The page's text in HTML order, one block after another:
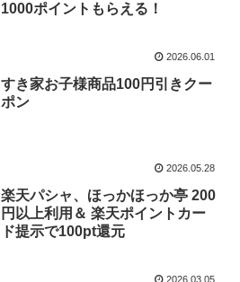
1000ポイントもらえる！
2026.06.01
すき家お子様商品100円引きクー
ポン
2026.05.28
楽天パシャ、ほっかほっか亭 200
円以上利用＆ 楽天ポイントカー
ド提示で100pt還元
2026.03.05